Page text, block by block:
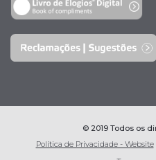
© 2019 Todos os
Política de Privacidade - Website